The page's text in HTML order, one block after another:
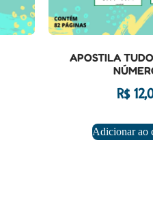
APOSTILA
R$
Adicionar ao